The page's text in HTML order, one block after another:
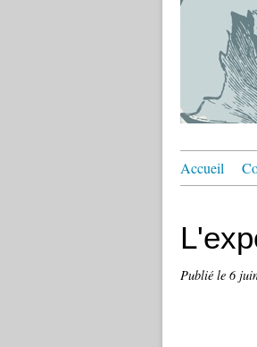
Accueil
Publié le 6